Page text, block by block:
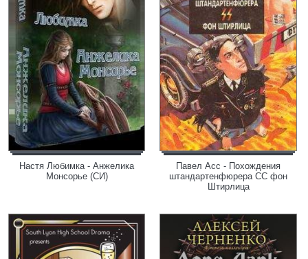
Настя Любимка - Анжелика
Монсорье (СИ)
Павел Асс - Похождения
штандартенфюрера CC фон
Штирлица